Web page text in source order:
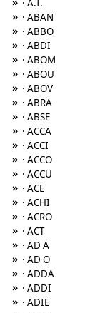
· A.I.
» · ABAN
» · ABBO
» · ABDI
» · ABOM
» · ABOU
» · ABOV
» · ABRA
» · ABSE
» · ACCA
» · ACCI
» · ACCO
» · ACCU
» · ACE
» · ACHI
» · ACRO
» · ACT
» · AD A
» · AD O
» · ADDA
» · ADDI
» · ADIE